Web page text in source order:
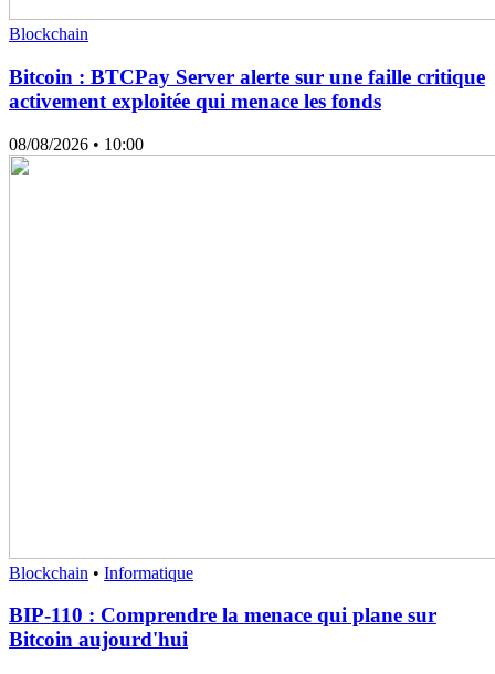
Blockchain
Bitcoin : BTCPay Server alerte sur une faille critique
activement exploitée qui menace les fonds
08/08/2026 • 10:00
Blockchain • Informatique
BIP-110 : Comprendre la menace qui plane sur
Bitcoin aujourd'hui